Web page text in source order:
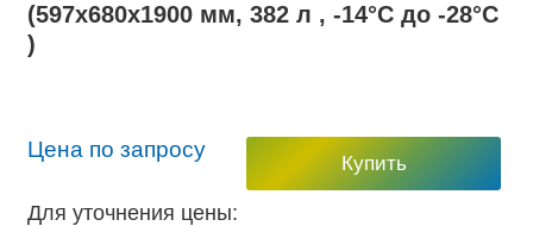
(597х680х1900 мм, 382 л , -14°C до -28°C
)
Цена по запросу
Купить
Для уточнения цены: